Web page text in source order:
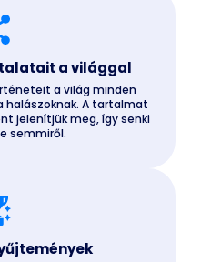
a világgal
a világ minden
A tartalmat
jelenítjük meg, így senki
semmiről.